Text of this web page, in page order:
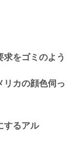
求をゴミのよう
リカの顔色伺っ
するアル